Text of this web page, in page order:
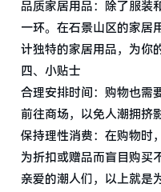
品质家居用品：除了服装
一环。在石景山区的家居
计独特的家居用品，为你
四、小贴士
合理安排时间：购物也需
前往商场，以免人潮拥挤
保持理性消费：在购物时
为折扣或赠品而盲目购买
亲爱的潮人们，以上就是